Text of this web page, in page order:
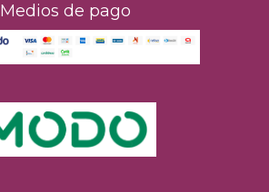
Medios de pago